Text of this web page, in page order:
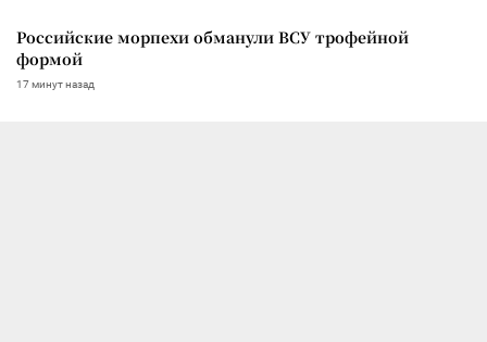
Российские морпехи обманули ВСУ трофейной
формой
17 минут назад